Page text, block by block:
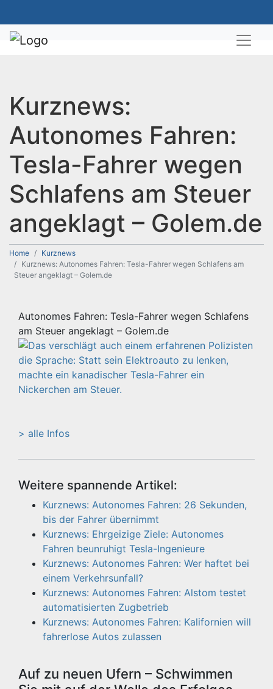
Kurznews:
Autonomes Fahren:
Tesla-Fahrer wegen
Schlafens am Steuer
angeklagt – Golem.de
Home
Kurznews
Kurznews: Autonomes Fahren: Tesla-Fahrer wegen Schlafens am
Steuer angeklagt – Golem.de
Autonomes Fahren: Tesla-Fahrer wegen Schlafens
am Steuer angeklagt – Golem.de
> alle Infos
Weitere spannende Artikel:
Kurznews: Autonomes Fahren: 26 Sekunden,
bis der Fahrer übernimmt
Kurznews: Ehrgeizige Ziele: Autonomes
Fahren beunruhigt Tesla-Ingenieure
Kurznews: Autonomes Fahren: Wer haftet bei
einem Verkehrsunfall?
Kurznews: Autonomes Fahren: Alstom testet
automatisierten Zugbetrieb
Kurznews: Autonomes Fahren: Kalifornien will
fahrerlose Autos zulassen
Auf zu neuen Ufern – Schwimmen